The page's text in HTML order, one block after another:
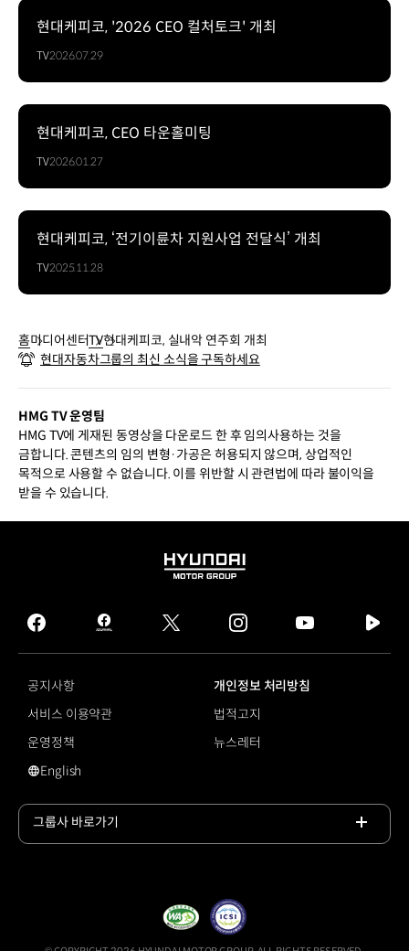
현대케피코, '2026 CEO 컬처토크' 개최
TV2026.07.29
현대케피코, CEO 타운홀미팅
TV2026.01.27
현대케피코, ‘전기이륜차 지원사업 전달식’ 개최
TV2025.11.28
홈미디어센터TV현대케피코, 실내악 연주회 개최
현대자동차그룹의 최신 소식을 구독하세요
HMG TV 운영팀
HMG TV에 게재된 동영상을 다운로드 한 후 임의사용하는 것을
금합니다. 콘텐츠의 임의 변형·가공은 허용되지 않으며, 상업적인
목적으로 사용할 수 없습니다. 이를 위반할 시 관련법에 따라 불이익을
받을 수 있습니다.
HYUNDAI
GROUP
facebook
hmg
journal
twitter instagram
tv
공지사항
개인정보 처리방침
서비스 이용약관
법적고지
운영정책
뉴스레터
영문 사이트로 이동
English
그룹사 바로가기